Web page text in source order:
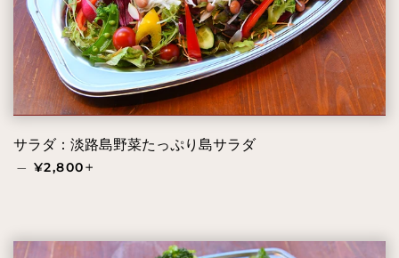
サラダ：淡路島野菜たっぷり島サラダ
— 通常価格
¥2,800